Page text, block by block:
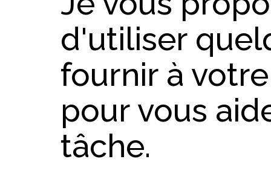
d'utiliser
fournir à
pour vous
tâche.